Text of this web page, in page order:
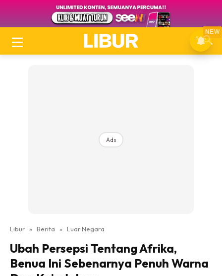
Ads
Libur » Berita » Luar Negara
Ubah Persepsi Tentang Afrika,
Benua Ini Sebenarnya Penuh Warna
NEW